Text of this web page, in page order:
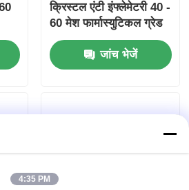
क्रिस्टल एंटी इंफ्लेमेटरी 40 -
60 मेश फार्मास्युटिकल ग्रेड
जांच भेजें
4:35 PM